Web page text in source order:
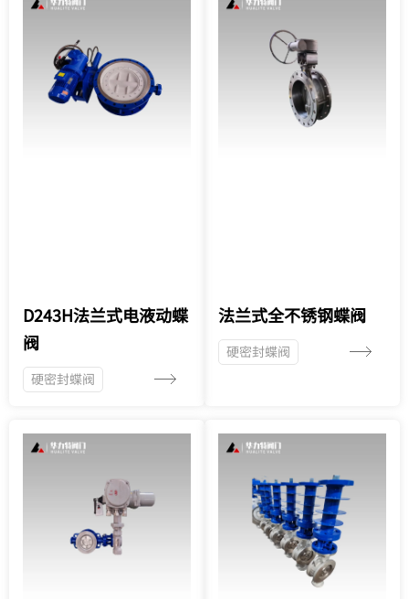
D243H法兰式电液动蝶
阀
硬密封蝶阀
法兰式全不锈钢蝶阀
硬密封蝶阀